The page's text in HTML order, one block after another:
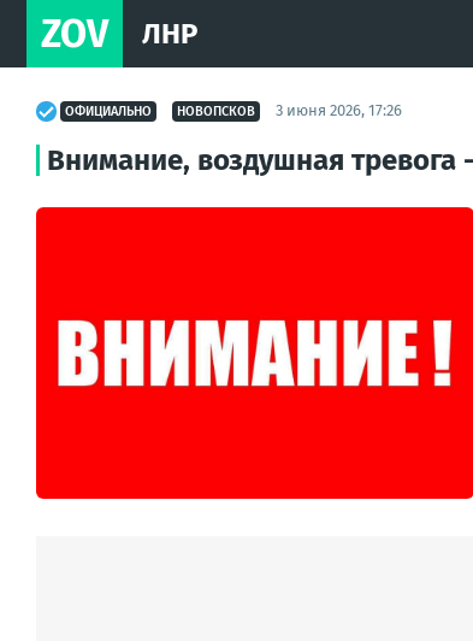
ZOV ЛНР
ОФИЦИАЛЬНО НОВОПСКОВ 3 июня 2026, 17:26
Внимание, воздушная тревога